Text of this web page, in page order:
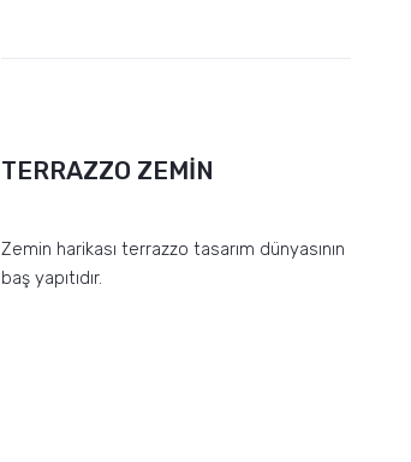
TERRAZZO ZEMİN
Zemin harikası terrazzo tasarım dünyasının
baş yapıtıdır.